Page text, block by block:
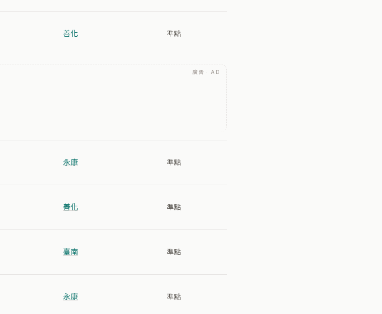
善化 準點
廣告 · AD
永康 準點
善化 準點
臺南 準點
永康 準點